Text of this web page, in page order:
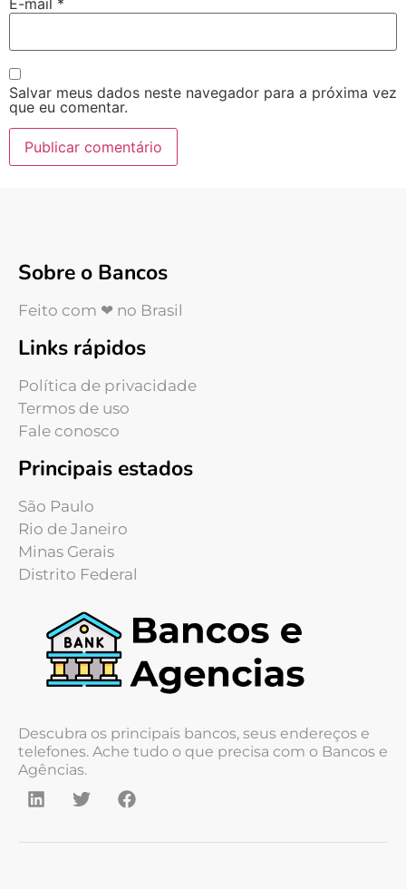
Salvar meus dados neste navegador para a próxima vez
que eu comentar.
Sobre o Bancos
Feito com ❤ no Brasil
Links rápidos
Política de privacidade
Termos de uso
Fale conosco
Principais estados
São Paulo
Rio de Janeiro
Minas Gerais
Distrito Federal
Descubra os principais bancos, seus endereços e
telefones. Ache tudo o que precisa com o Bancos e
Agências.